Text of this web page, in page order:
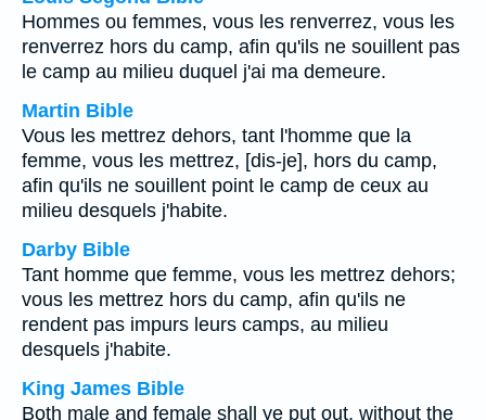
Hommes ou femmes, vous les renverrez, vous les
renverrez hors du camp, afin qu'ils ne souillent pas
le camp au milieu duquel j'ai ma demeure.
Martin Bible
Vous les mettrez dehors, tant l'homme que la
femme, vous les mettrez, [dis-je], hors du camp,
afin qu'ils ne souillent point le camp de ceux au
milieu desquels j'habite.
Darby Bible
Tant homme que femme, vous les mettrez dehors;
vous les mettrez hors du camp, afin qu'ils ne
rendent pas impurs leurs camps, au milieu
desquels j'habite.
King James Bible
Both male and female shall ye put out, without the